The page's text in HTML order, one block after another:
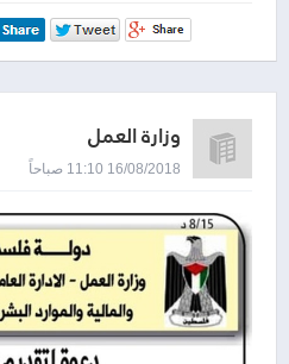
السيارات و تجليس و
وزارة العمل
16/08/2018 11:10 صباحاً